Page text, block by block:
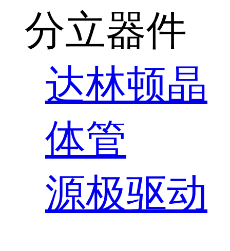
分立器件
达林顿晶
体管
源极驱动